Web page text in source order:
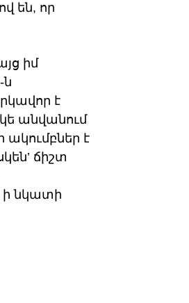
են, որ
իմ
ն
է
անվանում
է
ճիշտ
ի նկատի